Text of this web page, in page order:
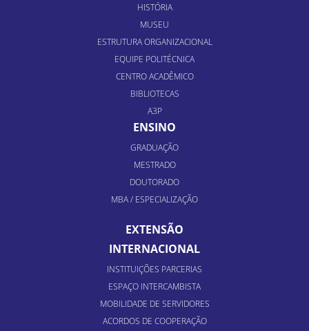
HISTÓRIA
MUSEU
ESTRUTURA ORGANIZACIONAL
EQUIPE POLITÉCNICA
CENTRO ACADÊMICO
BIBLIOTECAS
A3P
ENSINO
GRADUAÇÃO
MESTRADO
DOUTORADO
MBA / ESPECIALIZAÇÃO
EXTENSÃO
INTERNACIONAL
INSTITUIÇÕES PARCERIAS
ESPAÇO INTERCAMBISTA
MOBILIDADE DE SERVIDORES
ACORDOS DE COOPERAÇÃO